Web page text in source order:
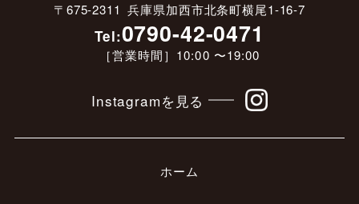
〒675-2311 兵庫県加西市北条町横尾1-16-7
Tel:0790-42-0471
［営業時間］10:00 〜19:00
Instagramを見る
ホーム